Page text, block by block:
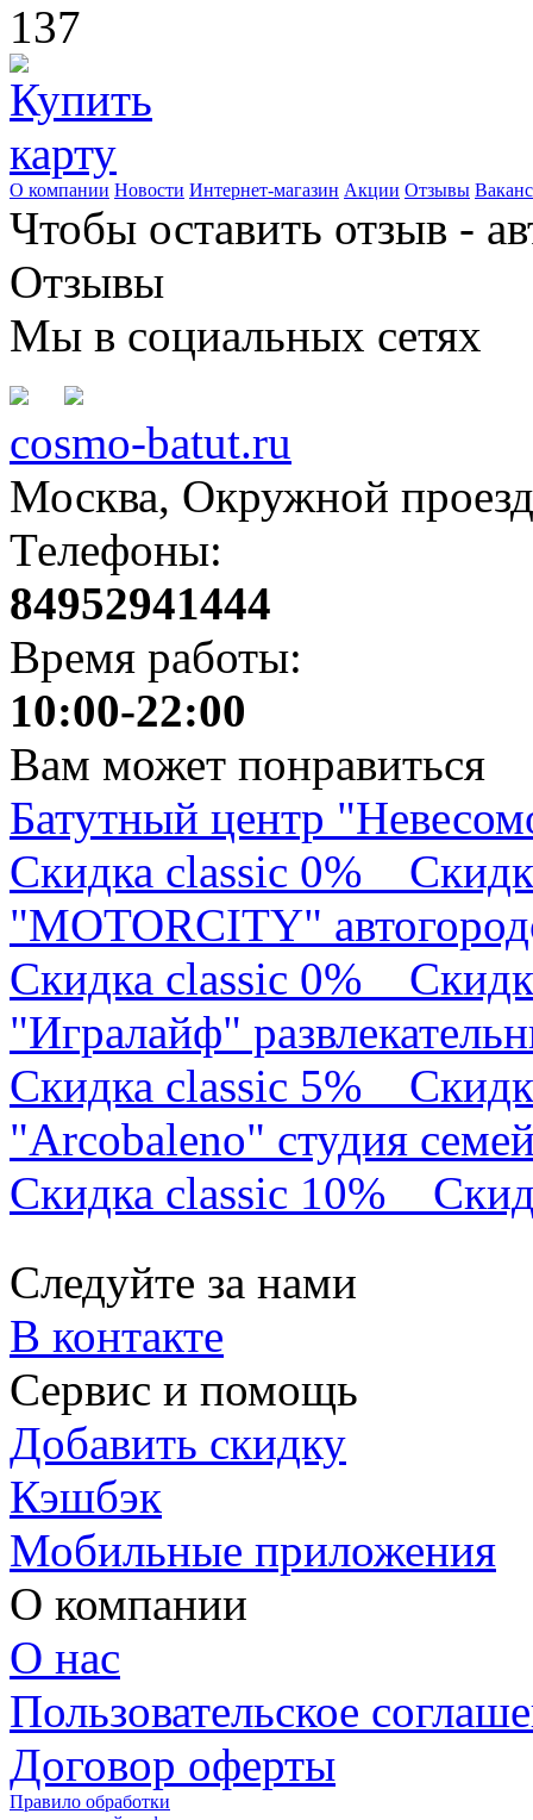
137
О компании Новости Интернет-магазин Акции Отзывы
Чтобы оставить отзыв -
Отзывы
Мы в социальных сетях
cosmo-batut.ru
Москва, Окружной
Телефоны:
84952941444
Время работы:
10:00-22:00
Вам может понравиться
Батутный центр
Скидка classic 0%
"MOTORCITY"
Скидка classic 0%
"Игралайф"
Скидка classic 5%
"Arcobaleno" студия
Скидка classic 10%
Следуйте за нами
В контакте
Сервис и помощь
Добавить скидку
Кэшбэк
Мобильные приложения
О компании
О нас
Пользовательское
Договор оферты
Правило обработки